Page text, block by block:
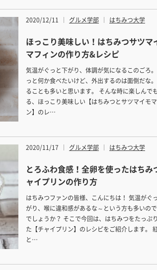
2020/12/11 グルメ学部 はちみつ大学
ほっこり美味しい！はちみつサツマ
マフィンの作り方&レシピ
気温がぐっと下がり、体調が気になるこのごろ
っと何か食べたいけど、外出するのは面倒だな
ることも多いと思います。 そんな時に楽しんで
る、ほっこり美味しい【はちみつとサツマイモ
ン】のレ…
2020/11/17 グルメ学部 はちみつ大学
とろふわ食感！全卵を使ったはちみ
ャイプリンの作り方
はちみつファンの皆様、こんにちは！ 気温がぐ
がり、喉に違和感があるな～という方も多いの
でしょうか？ そこで今回は、はちみつをたっぷ
た【チャイプリン】のレシピをご紹介します。
と…